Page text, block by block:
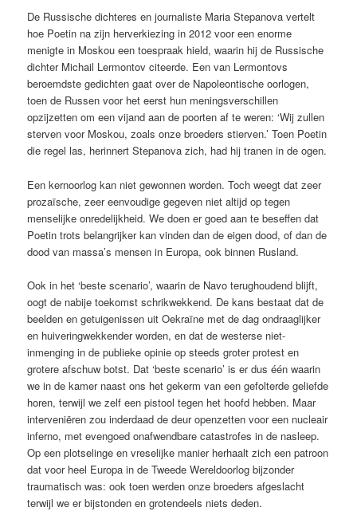
De Russische dichteres en journaliste Maria Stepanova vertelt
hoe Poetin na zijn herverkiezing in 2012 voor een enorme
menigte in Moskou een toespraak hield, waarin hij de Russische
dichter Michail ­Lermontov citeerde. Een van ­Lermontovs
beroemdste gedichten gaat over de Napoleontische oorlogen,
toen de Russen voor het eerst hun meningsverschillen
opzijzetten om een vijand aan de poorten af te weren: ‘Wij zullen
sterven voor Moskou, zoals onze broeders stierven.’ Toen Poetin
die regel las, herinnert Stepanova zich, had hij tranen in de ogen.
Een kernoorlog kan niet gewonnen worden. Toch weegt dat zeer
prozaïsche, zeer eenvoudige gegeven niet altijd op tegen
menselijke onredelijkheid. We doen er goed aan te beseffen dat
Poetin trots ­belangrijker kan vinden dan de ­eigen dood, of dan de
dood van massa’s mensen in Europa, ook ­binnen Rusland.
Ook in het ‘beste scenario’, waarin de Navo terughoudend blijft,
oogt de nabije toekomst schrikwekkend. De kans bestaat dat de
beelden en getuigenissen uit Oekraïne met de dag ondraaglijker
en huiveringwekkender worden, en dat de westerse niet-
inmenging in de ­publieke opinie op steeds groter protest en
grotere afschuw botst. Dat ‘beste scenario’ is er dus één waarin
we in de kamer naast ons het gekerm van een gefolterde geliefde
horen, terwijl we zelf een pistool ­tegen het hoofd hebben. Maar
interveniëren zou inderdaad de deur openzetten voor een nucleair
inferno, met evengoed onafwendbare ­catastrofes in de nasleep.
Op een plotselinge en vreselijke manier herhaalt zich een ­patroon
dat voor heel Europa in de Tweede Wereldoorlog bijzonder
traumatisch was: ook toen werden onze broeders afgeslacht
terwijl we er bijstonden en grotendeels niets deden.